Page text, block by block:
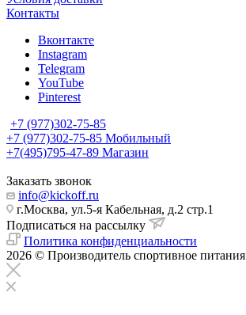
Контакты
Вконтакте
Instagram
Telegram
YouTube
Pinterest
+7 (977)302-75-85
+7 (977)302-75-85 Мобильный
+7(495)795-47-89 Магазин
Заказать звонок
info@kickoff.ru
г.Москва, ул.5-я Кабельная, д.2 стр.1
Подписаться на рассылку
Политика конфиденциальности
2026 © Производитель спортивное питания